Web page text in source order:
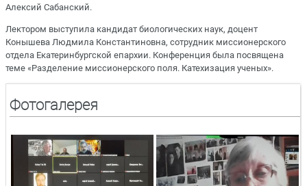
Алексий Сабанский.
Лектором выступила кандидат биологических наук, доцент
Конышева Людмила Константиновна, сотрудник миссионерского
отдела Екатеринбургской епархии. Конференция была посвящена
теме «Разделение миссионерского поля. Катехизация ученых».
Фотогалерея